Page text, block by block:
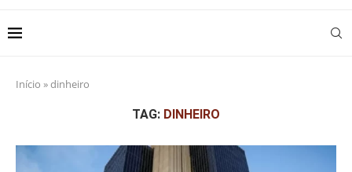
Início »dinheiro
TAG: DINHEIRO